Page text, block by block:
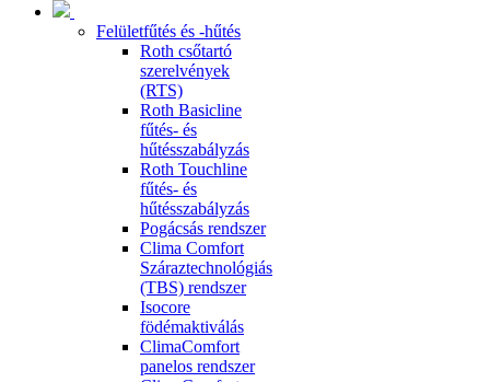
Felületfűtés és -hűtés
Roth csőtartó
szerelvények
(RTS)
Roth Basicline
fűtés- és
hűtésszabályzás
Roth Touchline
fűtés- és
hűtésszabályzás
Pogácsás rendszer
Clima Comfort
Száraztechnológiás
(TBS) rendszer
Isocore
födémaktiválás
ClimaComfort
panelos rendszer